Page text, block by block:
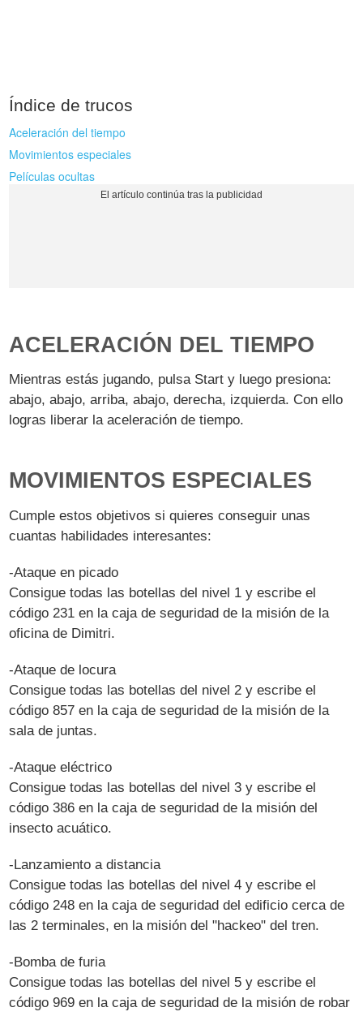
Índice de trucos
Aceleración del tiempo
Movimientos especiales
Películas ocultas
ACELERACIÓN DEL TIEMPO
Mientras estás jugando, pulsa Start y luego presiona:
abajo, abajo, arriba, abajo, derecha, izquierda. Con ello
logras liberar la aceleración de tiempo.
MOVIMIENTOS ESPECIALES
Cumple estos objetivos si quieres conseguir unas
cuantas habilidades interesantes:
-Ataque en picado
Consigue todas las botellas del nivel 1 y escribe el
código 231 en la caja de seguridad de la misión de la
oficina de Dimitri.
-Ataque de locura
Consigue todas las botellas del nivel 2 y escribe el
código 857 en la caja de seguridad de la misión de la
sala de juntas.
-Ataque eléctrico
Consigue todas las botellas del nivel 3 y escribe el
código 386 en la caja de seguridad de la misión del
insecto acuático.
-Lanzamiento a distancia
Consigue todas las botellas del nivel 4 y escribe el
código 248 en la caja de seguridad del edificio cerca de
las 2 terminales, en la misión del "hackeo" del tren.
-Bomba de furia
Consigue todas las botellas del nivel 5 y escribe el
código 969 en la caja de seguridad de la misión de robar